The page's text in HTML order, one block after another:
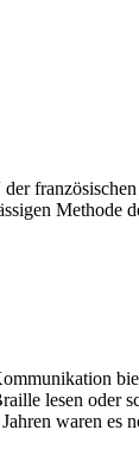
lesen
waren es